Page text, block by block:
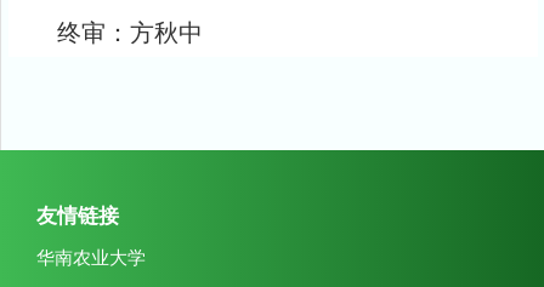
终审：方秋中
友情链接
华南农业大学